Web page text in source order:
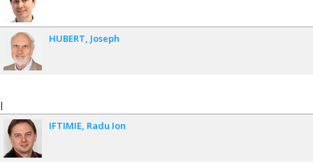
HUBERT Joseph
I
IFTIMIE Radu Ion